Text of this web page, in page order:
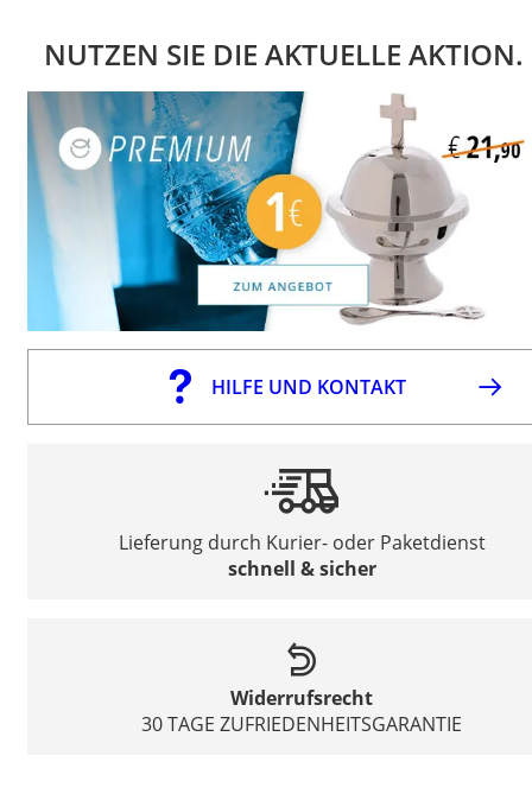
NUTZEN SIE DIE AKTUELLE AKTION.
HILFE UND KONTAKT
Lieferung durch Kurier- oder Paketdienst
schnell & sicher
Widerrufsrecht
30 TAGE ZUFRIEDENHEITSGARANTIE